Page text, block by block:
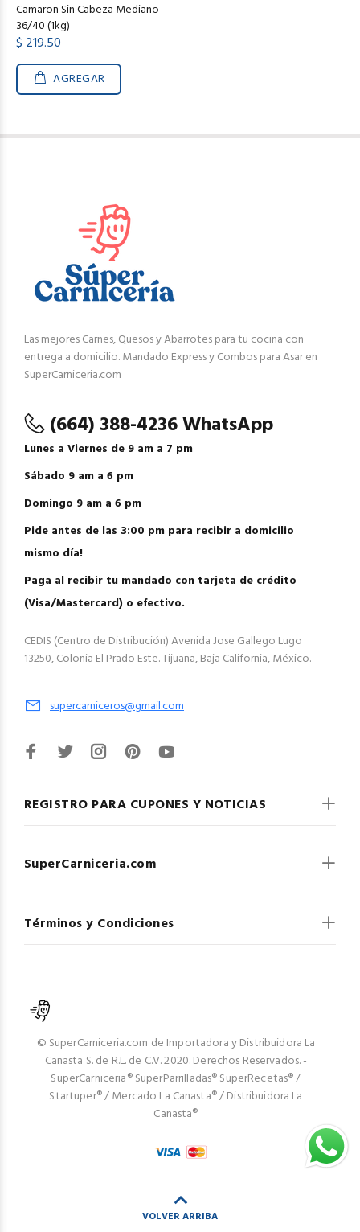
Camaron Sin Cabeza Mediano
36/40 (1kg)
$ 219.50
AGREGAR
Las mejores Carnes, Quesos y Abarrotes para tu cocina con
entrega a domicilio. Mandado Express y Combos para Asar en
SuperCarniceria.com
(664) 388-4236 WhatsApp
Lunes a Viernes de 9 am a 7 pm
Sábado 9 am a 6 pm
Domingo 9 am a 6 pm
Pide antes de las 3:00 pm para recibir a domicilio
mismo día!
Paga al recibir tu mandado con tarjeta de crédito
(Visa/Mastercard) o efectivo.
CEDIS (Centro de Distribución) Avenida Jose Gallego Lugo
13250, Colonia El Prado Este. Tijuana, Baja California, México.
supercarniceros@gmail.com
REGISTRO PARA CUPONES Y NOTICIAS
SuperCarniceria.com
Términos y Condiciones
© SuperCarniceria.com de Importadora y Distribuidora La
Canasta S. de R.L. de C.V. 2020. Derechos Reservados. -
SuperCarniceria® SuperParrilladas® SuperRecetas® /
Startuper® / Mercado La Canasta® / Distribuidora La
Canasta®
VOLVER ARRIBA